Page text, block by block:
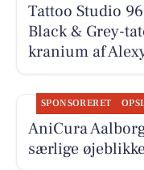
Tattoo Studio
Black & Grey-
kranium af
SPONSORERET
AniCura
særlige